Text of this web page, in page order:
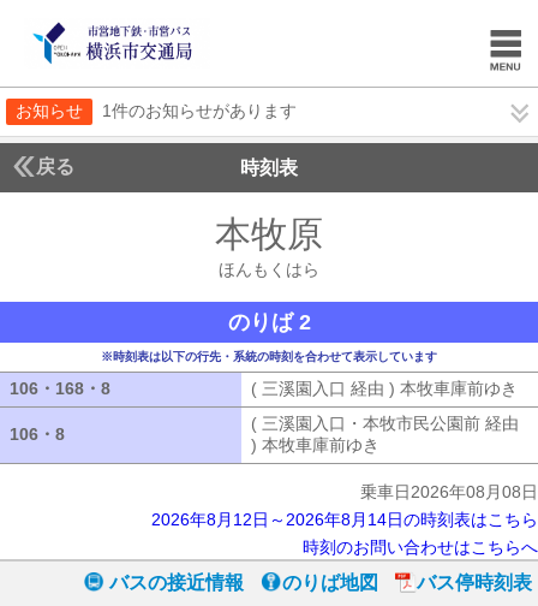
お知らせ 1件のお知らせがあります
戻る 時刻表
本牧原
ほんもくはら
のりば 2
※時刻表は以下の行先・系統の時刻を合わせて表示しています
106・168・8 ( 三溪園入口 経由 ) 本牧車庫前ゆき
106・8
( 三溪園入口・本牧市民公園前 経由
) 本牧車庫前ゆき
乗車日2026年08月08日
2026年8月12日～2026年8月14日の時刻表はこちら
時刻のお問い合わせはこちらへ
バスの接近情報 のりば地図
バス停時刻表